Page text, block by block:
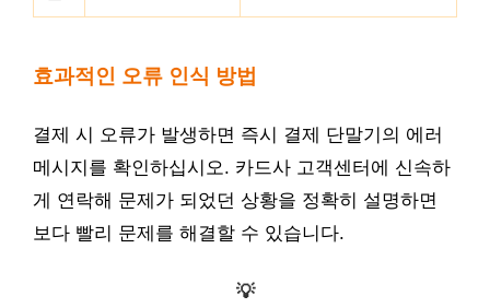
효과적인 오류 인식 방법
결제 시 오류가 발생하면 즉시 결제 단말기의 에러
메시지를 확인하십시오. 카드사 고객센터에 신속하
게 연락해 문제가 되었던 상황을 정확히 설명하면
보다 빨리 문제를 해결할 수 있습니다.
💡